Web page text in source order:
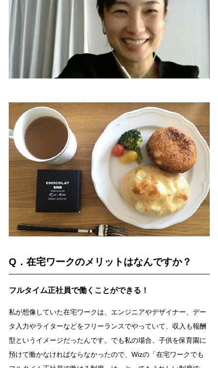
Q．在宅ワークのメリットはなんですか？
フルタイム正社員で働くことができる！
私が想像していた在宅ワークは、エンジニアやデザイナー、デー
タ入力やライターなどをフリーランスでやっていて、収入も報酬
型というイメージだったんです。でも私の場合、子供を保育園に
預けて働かなければならなかったので、Wizの「在宅ワークでも